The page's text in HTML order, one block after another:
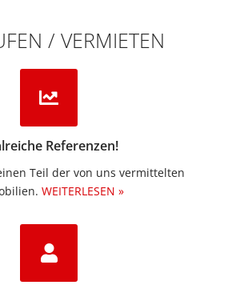
/ VERMIETEN
Referenzen!
Teil der von uns vermittelten
WEITERLESEN »